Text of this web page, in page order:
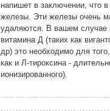
напишет в заключении, что
железы. Эти железы очень
удаляются. В вашем случае
витамина Д (таких как
др) это необходимо для
как и Л-тироксина -
ионизированного).